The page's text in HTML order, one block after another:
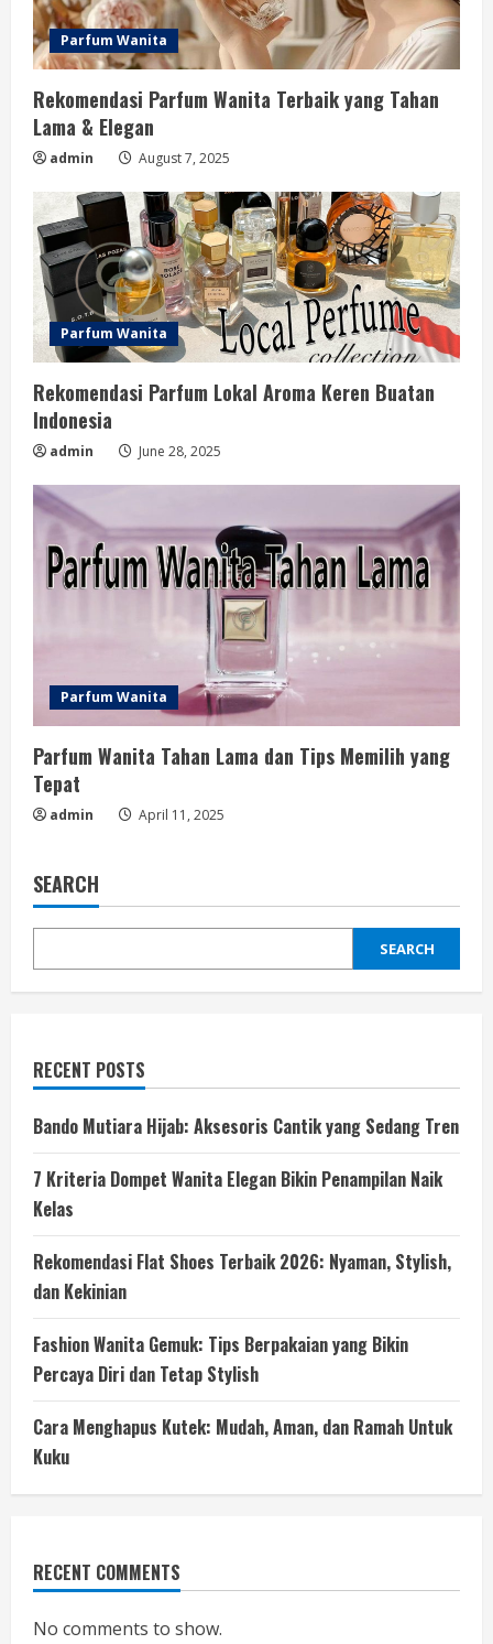
Parfum Wanita
Rekomendasi Parfum Wanita Terbaik yang Tahan
Lama & Elegan
admin August 7, 2025
Parfum Wanita
Rekomendasi Parfum Lokal Aroma Keren Buatan
Indonesia
admin June 28, 2025
Parfum Wanita
Parfum Wanita Tahan Lama dan Tips Memilih yang
Tepat
admin April 11, 2025
SEARCH
SEARCH
RECENT POSTS
Bando Mutiara Hijab: Aksesoris Cantik yang Sedang Tren
7 Kriteria Dompet Wanita Elegan Bikin Penampilan Naik
Kelas
Rekomendasi Flat Shoes Terbaik 2026: Nyaman, Stylish,
dan Kekinian
Fashion Wanita Gemuk: Tips Berpakaian yang Bikin
Percaya Diri dan Tetap Stylish
Cara Menghapus Kutek: Mudah, Aman, dan Ramah Untuk
Kuku
RECENT COMMENTS
No comments to show.